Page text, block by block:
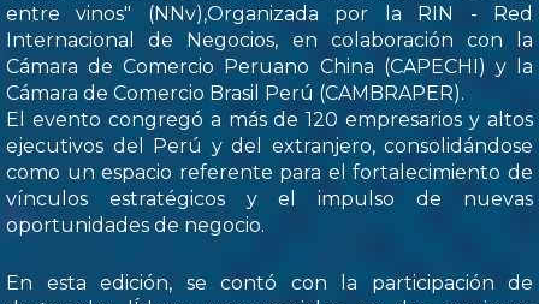
entre vinos" (NNv),Organizada por la RIN - Red
Internacional de Negocios, en colaboración con la
Cámara de Comercio Peruano China (CAPECHI) y la
Cámara de Comercio Brasil Perú (CAMBRAPER).
El evento congregó a más de 120 empresarios y altos
ejecutivos del Perú y del extranjero, consolidándose
como un espacio referente para el fortalecimiento de
vínculos estratégicos y el impulso de nuevas
oportunidades de negocio.
En esta edición, se contó con la participación de